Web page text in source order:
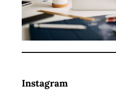
Instagram